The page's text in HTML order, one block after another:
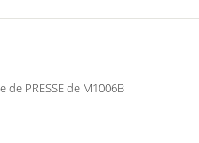
de PRESSE de M1006B